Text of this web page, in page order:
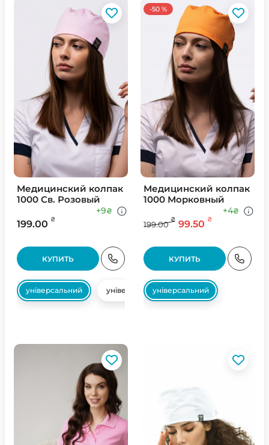
Медицинский колпак
1000 Св. Розовый
199.00 ₴
+9₴
КУПИТЬ
універсальний універсальний
-50 %
Медицинский колпак
1000 Морковный
199.00
₴ 99.50 ₴
+4₴
КУПИТЬ
універсальний